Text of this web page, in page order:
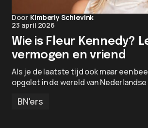
Door Kimberly Schievink
23 april 2026
Wie is Fleur Kennedy?
vermogen en vriend
Als je de laatste tijd ook maar een
opgelet in de wereld van
BN'ers